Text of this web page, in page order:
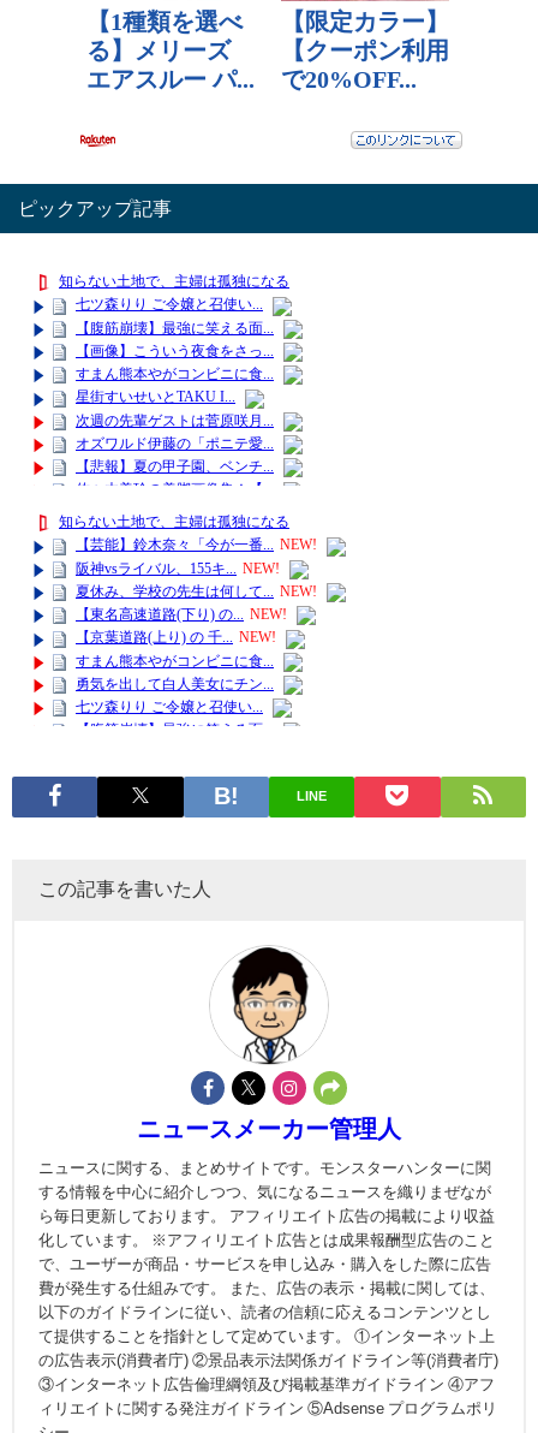
ピックアップ記事
LINE
この記事を書いた人
ニュースメーカー管理人
ニュースに関する、まとめサイトです。モンスターハンターに関
する情報を中心に紹介しつつ、気になるニュースを織りまぜなが
ら毎日更新しております。 アフィリエイト広告の掲載により収益
化しています。 ※アフィリエイト広告とは成果報酬型広告のこと
で、ユーザーが商品・サービスを申し込み・購入をした際に広告
費が発生する仕組みです。 また、広告の表示・掲載に関しては、
以下のガイドラインに従い、読者の信頼に応えるコンテンツとし
て提供することを指針として定めています。 ①インターネット上
の広告表示(消費者庁) ②景品表示法関係ガイドライン等(消費者庁)
③インターネット広告倫理綱領及び掲載基準ガイドライン ④アフ
ィリエイトに関する発注ガイドライン ⑤Adsense プログラムポリ